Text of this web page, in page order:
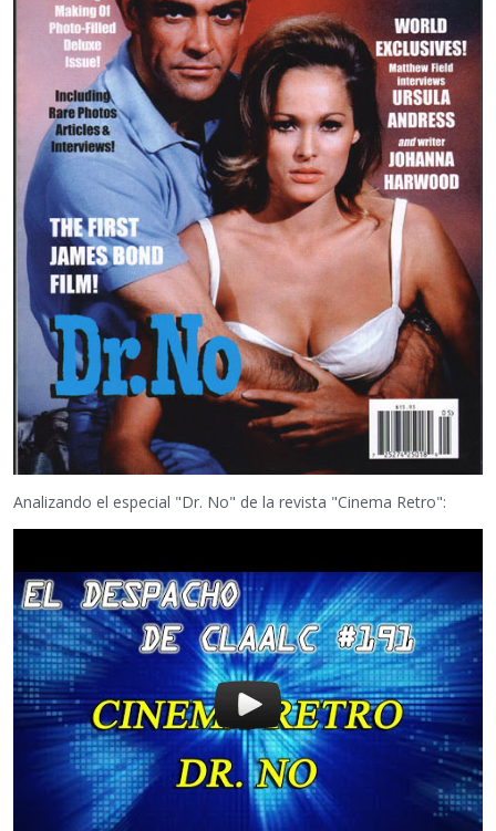
Analizando el especial "Dr. No" de la revista "Cinema Retro":